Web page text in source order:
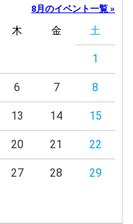
8月のイベント一覧 »
木 金 土
1
6 7 8
13 14 15
20 21 22
27 28 29